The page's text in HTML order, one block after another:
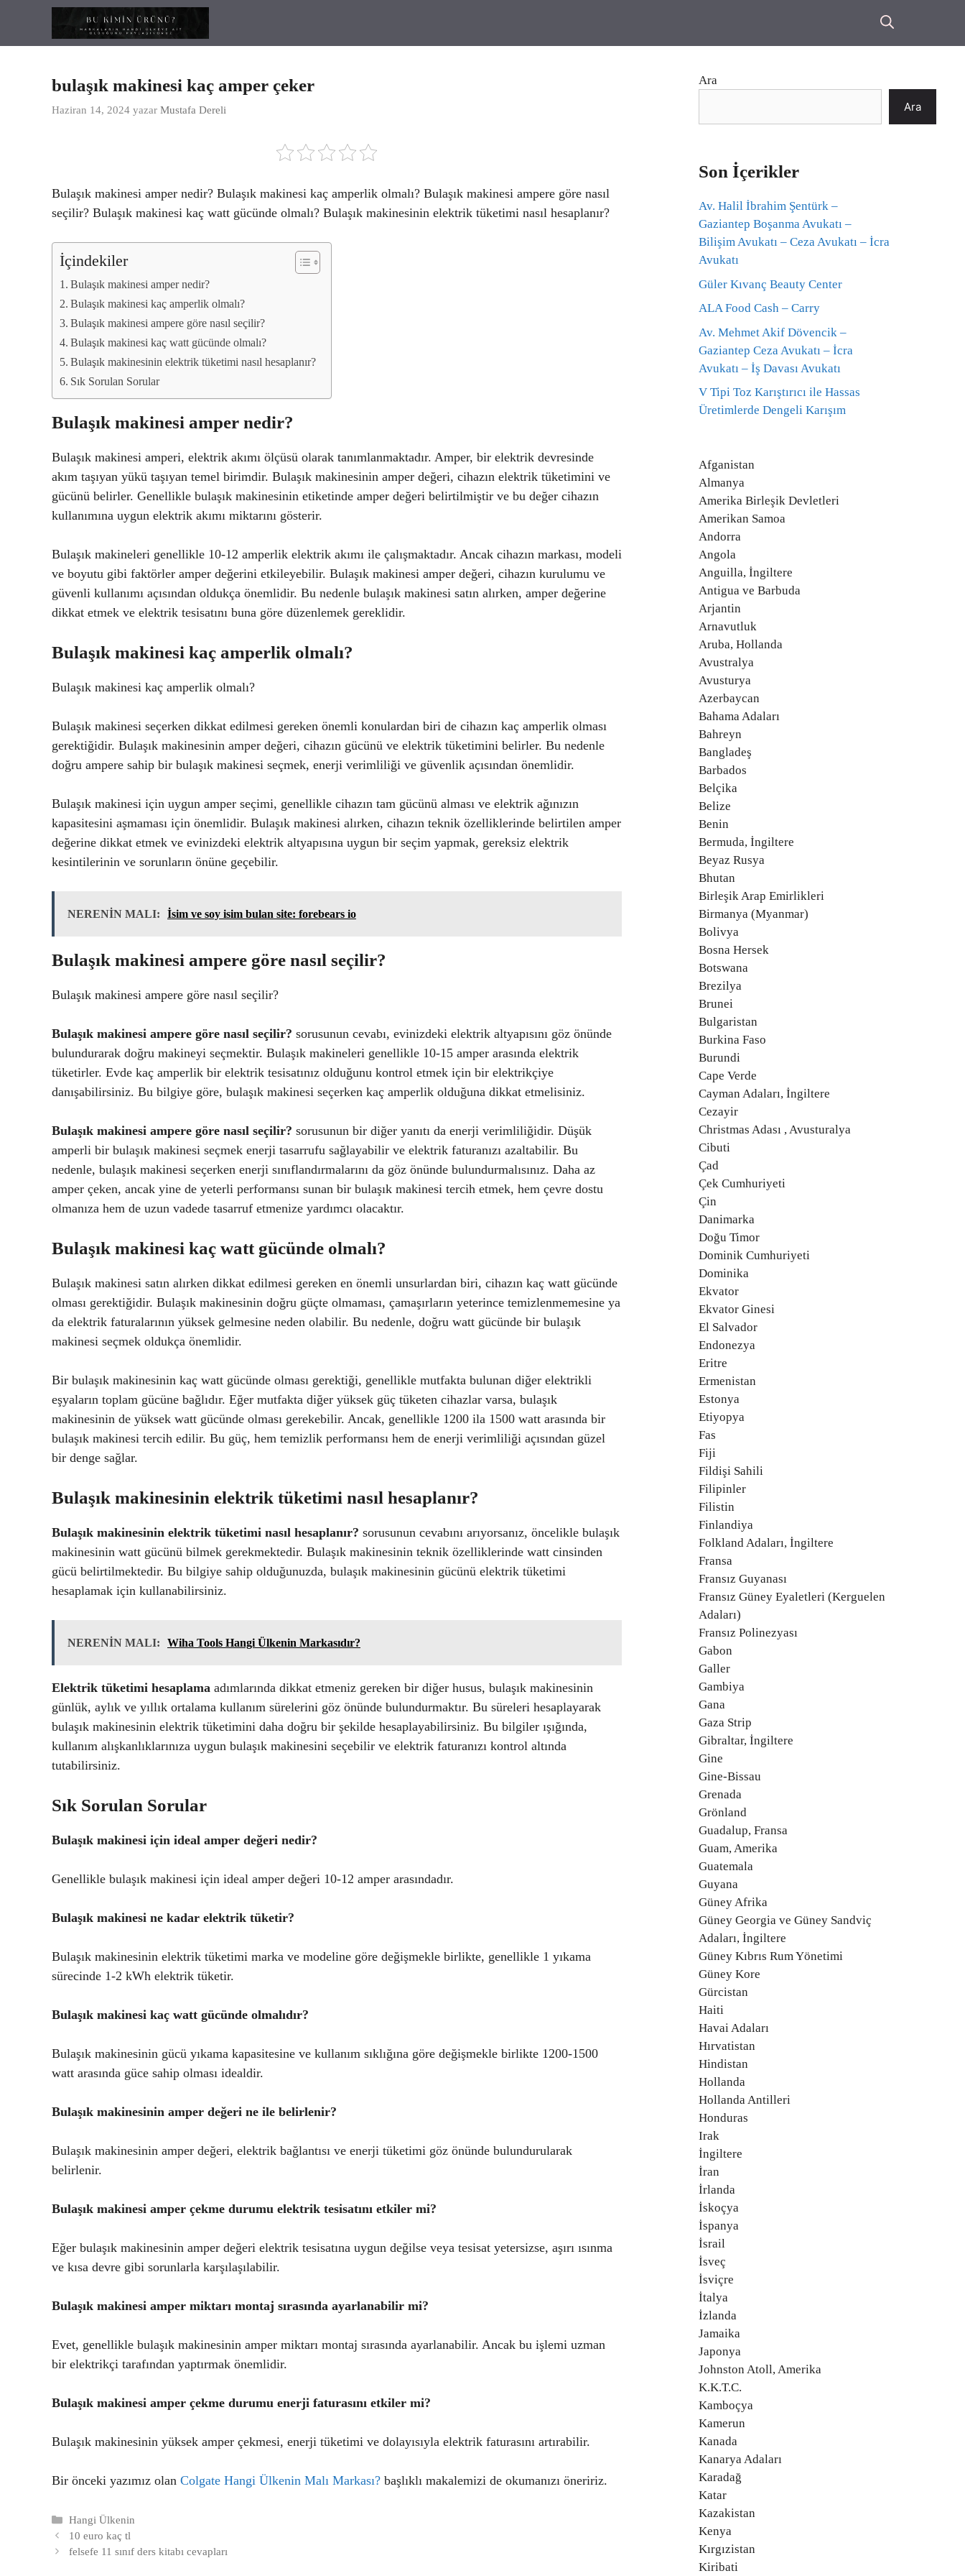
bulaşık makinesi kaç amper çeker
Haziran 14, 2024 yazar Mustafa Dereli
Bulaşık makinesi amper nedir? Bulaşık makinesi kaç amperlik olmalı? Bulaşık makinesi ampere göre nasıl
seçilir? Bulaşık makinesi kaç watt gücünde olmalı? Bulaşık makinesinin elektrik tüketimi nasıl hesaplanır?
İçindekiler
Bulaşık makinesi amper nedir?
Bulaşık makinesi kaç amperlik olmalı?
Bulaşık makinesi ampere göre nasıl seçilir?
Bulaşık makinesi kaç watt gücünde olmalı?
Bulaşık makinesinin elektrik tüketimi nasıl hesaplanır?
Sık Sorulan Sorular
Bulaşık makinesi amper nedir?
Bulaşık makinesi amperi, elektrik akımı ölçüsü olarak tanımlanmaktadır. Amper, bir elektrik devresinde
akım taşıyan yükü taşıyan temel birimdir. Bulaşık makinesinin amper değeri, cihazın elektrik tüketimini ve
gücünü belirler. Genellikle bulaşık makinesinin etiketinde amper değeri belirtilmiştir ve bu değer cihazın
kullanımına uygun elektrik akımı miktarını gösterir.
Bulaşık makineleri genellikle 10-12 amperlik elektrik akımı ile çalışmaktadır. Ancak cihazın markası, modeli
ve boyutu gibi faktörler amper değerini etkileyebilir. Bulaşık makinesi amper değeri, cihazın kurulumu ve
güvenli kullanımı açısından oldukça önemlidir. Bu nedenle bulaşık makinesi satın alırken, amper değerine
dikkat etmek ve elektrik tesisatını buna göre düzenlemek gereklidir.
Bulaşık makinesi kaç amperlik olmalı?
Bulaşık makinesi kaç amperlik olmalı?
Bulaşık makinesi seçerken dikkat edilmesi gereken önemli konulardan biri de cihazın kaç amperlik olması
gerektiğidir. Bulaşık makinesinin amper değeri, cihazın gücünü ve elektrik tüketimini belirler. Bu nedenle
doğru ampere sahip bir bulaşık makinesi seçmek, enerji verimliliği ve güvenlik açısından önemlidir.
Bulaşık makinesi için uygun amper seçimi, genellikle cihazın tam gücünü alması ve elektrik ağınızın
kapasitesini aşmaması için önemlidir. Bulaşık makinesi alırken, cihazın teknik özelliklerinde belirtilen amper
değerine dikkat etmek ve evinizdeki elektrik altyapısına uygun bir seçim yapmak, gereksiz elektrik
kesintilerinin ve sorunların önüne geçebilir.
NERENİN MALI: İsim ve soy isim bulan site: forebears io
Bulaşık makinesi ampere göre nasıl seçilir?
Bulaşık makinesi ampere göre nasıl seçilir?
Bulaşık makinesi ampere göre nasıl seçilir? sorusunun cevabı, evinizdeki elektrik altyapısını göz önünde
bulundurarak doğru makineyi seçmektir. Bulaşık makineleri genellikle 10-15 amper arasında elektrik
tüketirler. Evde kaç amperlik bir elektrik tesisatınız olduğunu kontrol etmek için bir elektrikçiye
danışabilirsiniz. Bu bilgiye göre, bulaşık makinesi seçerken kaç amperlik olduğuna dikkat etmelisiniz.
Bulaşık makinesi ampere göre nasıl seçilir? sorusunun bir diğer yanıtı da enerji verimliliğidir. Düşük
amperli bir bulaşık makinesi seçmek enerji tasarrufu sağlayabilir ve elektrik faturanızı azaltabilir. Bu
nedenle, bulaşık makinesi seçerken enerji sınıflandırmalarını da göz önünde bulundurmalısınız. Daha az
amper çeken, ancak yine de yeterli performansı sunan bir bulaşık makinesi tercih etmek, hem çevre dostu
olmanıza hem de uzun vadede tasarruf etmenize yardımcı olacaktır.
Bulaşık makinesi kaç watt gücünde olmalı?
Bulaşık makinesi satın alırken dikkat edilmesi gereken en önemli unsurlardan biri, cihazın kaç watt gücünde
olması gerektiğidir. Bulaşık makinesinin doğru güçte olmaması, çamaşırların yeterince temizlenmemesine ya
da elektrik faturalarının yüksek gelmesine neden olabilir. Bu nedenle, doğru watt gücünde bir bulaşık
makinesi seçmek oldukça önemlidir.
Bir bulaşık makinesinin kaç watt gücünde olması gerektiği, genellikle mutfakta bulunan diğer elektrikli
eşyaların toplam gücüne bağlıdır. Eğer mutfakta diğer yüksek güç tüketen cihazlar varsa, bulaşık
makinesinin de yüksek watt gücünde olması gerekebilir. Ancak, genellikle 1200 ila 1500 watt arasında bir
bulaşık makinesi tercih edilir. Bu güç, hem temizlik performansı hem de enerji verimliliği açısından güzel
bir denge sağlar.
Bulaşık makinesinin elektrik tüketimi nasıl hesaplanır?
Bulaşık makinesinin elektrik tüketimi nasıl hesaplanır? sorusunun cevabını arıyorsanız, öncelikle bulaşık
makinesinin watt gücünü bilmek gerekmektedir. Bulaşık makinesinin teknik özelliklerinde watt cinsinden
gücü belirtilmektedir. Bu bilgiye sahip olduğunuzda, bulaşık makinesinin gücünü elektrik tüketimi
hesaplamak için kullanabilirsiniz.
NERENİN MALI: Wiha Tools Hangi Ülkenin Markasıdır?
Elektrik tüketimi hesaplama adımlarında dikkat etmeniz gereken bir diğer husus, bulaşık makinesinin
günlük, aylık ve yıllık ortalama kullanım sürelerini göz önünde bulundurmaktır. Bu süreleri hesaplayarak
bulaşık makinesinin elektrik tüketimini daha doğru bir şekilde hesaplayabilirsiniz. Bu bilgiler ışığında,
kullanım alışkanlıklarınıza uygun bulaşık makinesini seçebilir ve elektrik faturanızı kontrol altında
tutabilirsiniz.
Sık Sorulan Sorular
Bulaşık makinesi için ideal amper değeri nedir?
Genellikle bulaşık makinesi için ideal amper değeri 10-12 amper arasındadır.
Bulaşık makinesi ne kadar elektrik tüketir?
Bulaşık makinesinin elektrik tüketimi marka ve modeline göre değişmekle birlikte, genellikle 1 yıkama
sürecinde 1-2 kWh elektrik tüketir.
Bulaşık makinesi kaç watt gücünde olmalıdır?
Bulaşık makinesinin gücü yıkama kapasitesine ve kullanım sıklığına göre değişmekle birlikte 1200-1500
watt arasında güce sahip olması idealdir.
Bulaşık makinesinin amper değeri ne ile belirlenir?
Bulaşık makinesinin amper değeri, elektrik bağlantısı ve enerji tüketimi göz önünde bulundurularak
belirlenir.
Bulaşık makinesi amper çekme durumu elektrik tesisatını etkiler mi?
Eğer bulaşık makinesinin amper değeri elektrik tesisatına uygun değilse veya tesisat yetersizse, aşırı ısınma
ve kısa devre gibi sorunlarla karşılaşılabilir.
Bulaşık makinesi amper miktarı montaj sırasında ayarlanabilir mi?
Evet, genellikle bulaşık makinesinin amper miktarı montaj sırasında ayarlanabilir. Ancak bu işlemi uzman
bir elektrikçi tarafından yaptırmak önemlidir.
Bulaşık makinesi amper çekme durumu enerji faturasını etkiler mi?
Bulaşık makinesinin yüksek amper çekmesi, enerji tüketimi ve dolayısıyla elektrik faturasını artırabilir.
Bir önceki yazımız olan Colgate Hangi Ülkenin Malı Markası? başlıklı makalemizi de okumanızı öneririz.
Kategoriler
Hangi Ülkenin
10 euro kaç tl
felsefe 11 sınıf ders kitabı cevapları
Ara
Ara
Son İçerikler
Av. Halil İbrahim Şentürk –
Gaziantep Boşanma Avukatı –
Bilişim Avukatı – Ceza Avukatı – İcra
Avukatı
Güler Kıvanç Beauty Center
ALA Food Cash – Carry
Av. Mehmet Akif Dövencik –
Gaziantep Ceza Avukatı – İcra
Avukatı – İş Davası Avukatı
V Tipi Toz Karıştırıcı ile Hassas
Üretimlerde Dengeli Karışım
Afganistan
Almanya
Amerika Birleşik Devletleri
Amerikan Samoa
Andorra
Angola
Anguilla, İngiltere
Antigua ve Barbuda
Arjantin
Arnavutluk
Aruba, Hollanda
Avustralya
Avusturya
Azerbaycan
Bahama Adaları
Bahreyn
Bangladeş
Barbados
Belçika
Belize
Benin
Bermuda, İngiltere
Beyaz Rusya
Bhutan
Birleşik Arap Emirlikleri
Birmanya (Myanmar)
Bolivya
Bosna Hersek
Botswana
Brezilya
Brunei
Bulgaristan
Burkina Faso
Burundi
Cape Verde
Cayman Adaları, İngiltere
Cezayir
Christmas Adası , Avusturalya
Cibuti
Çad
Çek Cumhuriyeti
Çin
Danimarka
Doğu Timor
Dominik Cumhuriyeti
Dominika
Ekvator
Ekvator Ginesi
El Salvador
Endonezya
Eritre
Ermenistan
Estonya
Etiyopya
Fas
Fiji
Fildişi Sahili
Filipinler
Filistin
Finlandiya
Folkland Adaları, İngiltere
Fransa
Fransız Guyanası
Fransız Güney Eyaletleri (Kerguelen
Adaları)
Fransız Polinezyası
Gabon
Galler
Gambiya
Gana
Gaza Strip
Gibraltar, İngiltere
Gine
Gine-Bissau
Grenada
Grönland
Guadalup, Fransa
Guam, Amerika
Guatemala
Guyana
Güney Afrika
Güney Georgia ve Güney Sandviç
Adaları, İngiltere
Güney Kıbrıs Rum Yönetimi
Güney Kore
Gürcistan
Haiti
Havai Adaları
Hırvatistan
Hindistan
Hollanda
Hollanda Antilleri
Honduras
Irak
İngiltere
İran
İrlanda
İskoçya
İspanya
İsrail
İsveç
İsviçre
İtalya
İzlanda
Jamaika
Japonya
Johnston Atoll, Amerika
K.K.T.C.
Kamboçya
Kamerun
Kanada
Kanarya Adaları
Karadağ
Katar
Kazakistan
Kenya
Kırgızistan
Kiribati